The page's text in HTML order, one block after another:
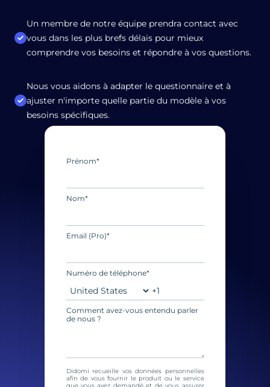
Un membre de notre équipe prendra contact avec
vous dans les plus brefs délais pour mieux
comprendre vos besoins et répondre à vos questions.
Nous vous aidons à adapter le questionnaire et à
ajuster n'importe quelle partie du modèle à vos
besoins spécifiques.
Prénom*
Nom*
Email (Pro)*
Numéro de téléphone*
Comment avez-vous entendu parler
de nous ?
Didomi recueille vos données personnelles
afin de vous fournir le produit ou le service